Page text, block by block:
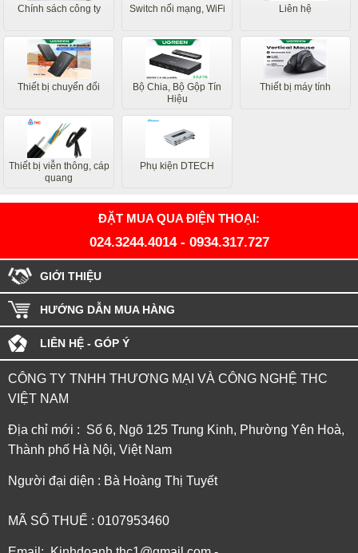
Chính sách công ty Switch nối mạng, WiFi Liên hệ
Thiết bị chuyển đổi
Bộ Chia, Bộ Gộp Tín
Hiệu
Thiết bị máy tính
Thiết bị viễn thông, cáp
quang
Phụ kiện DTECH
ĐẶT MUA QUA ĐIỆN THOẠI:
024.3244.4014- 0934.317.727
GIỚI THIỆU
HƯỚNG DẪN MUA HÀNG
LIÊN HỆ - GÓP Ý
CÔNG TY TNHH THƯƠNG MẠI VÀ CÔNG NGHỆ THC
VIỆT NAM
Địa chỉ mới : Số 6, Ngõ 125 Trung Kinh, Phường Yên Hoà,
Thành phố Hà Nội, Việt Nam
Người đại diện : Bà Hoàng Thị Tuyết
MÃ SỐ THUẾ : 0107953460